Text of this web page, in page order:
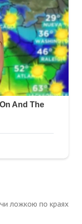
ложкою по краях